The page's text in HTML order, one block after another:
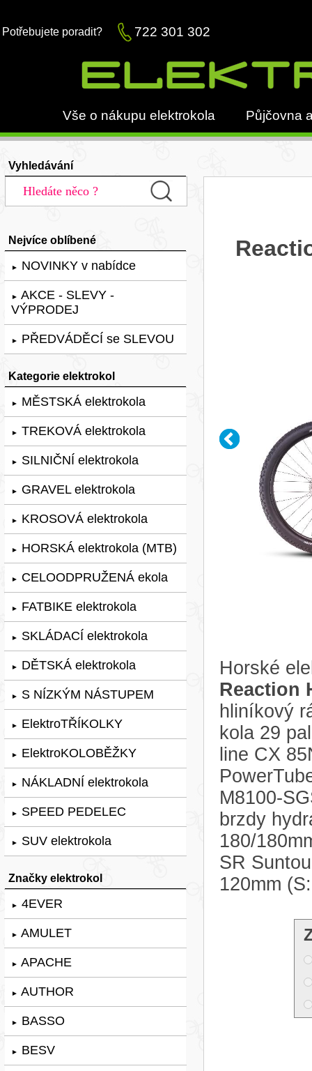
Potřebujete poradit? 722 301 302
Vše o nákupu elektrokola Půjčovna
Vyhledávání
Nejvíce oblíbené
► NOVINKY v nabídce
► AKCE - SLEVY -
VÝPRODEJ
► PŘEDVÁDĚCÍ se SLEVOU
Kategorie elektrokol
► MĚSTSKÁ elektrokola
► TREKOVÁ elektrokola
► SILNIČNÍ elektrokola
► GRAVEL elektrokola
► KROSOVÁ elektrokola
► HORSKÁ elektrokola (MTB)
► CELOODPRUŽENÁ ekola
► FATBIKE elektrokola
► SKLÁDACÍ elektrokola
► DĚTSKÁ elektrokola
► S NÍZKÝM NÁSTUPEM
► ElektroTŘÍKOLKY
► ElektroKOLOBĚŽKY
► NÁKLADNÍ elektrokola
► SPEED PEDELEC
► SUV elektrokola
Značky elektrokol
► 4EVER
► AMULET
► APACHE
► AUTHOR
► BASSO
► BESV
Horské
Reaction
hliníkový
kola 29
line CX
M8100-
brzdy
180/
SR
120mm